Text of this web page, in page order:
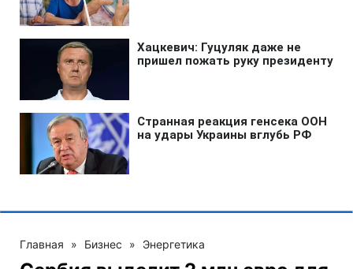
Главная » Бизнес » Энергетика